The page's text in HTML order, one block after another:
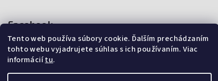
Tento web používa súbory cookie. Ďalším prechádzaním
tohto webu vyjadrujete súhlas s ich používaním. Viac
informáciítu.
Facebook